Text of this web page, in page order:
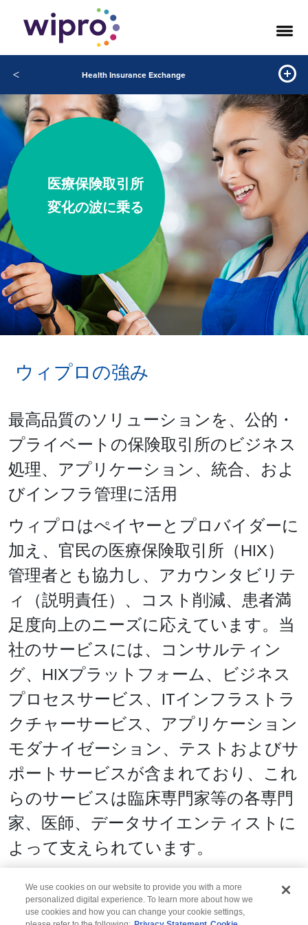
< Health Insurance Exchange
医療保険取引所
変化の波に乗る
ウィプロの強み
最高品質のソリューションを、公的・
プライベートの保険取引所のビジネス
処理、アプリケーション、統合、およ
びインフラ管理に活用
ウィプロはぺイヤーとプロバイダーに
加え、官民の医療保険取引所（HIX）
管理者とも協力し、アカウンタビリテ
ィ（説明責任）、コスト削減、患者満
足度向上のニーズに応えています。当
社のサービスには、コンサルティン
グ、HIXプラットフォーム、ビジネス
プロセスサービス、ITインフラストラ
クチャーサービス、アプリケーション
モダナイゼーション、テストおよびサ
ポートサービスが含まれており、これ
らのサービスは臨床専門家等の各専門
家、医師、データサイエンティストに
よって支えられています。
We use cookies on our website to provide you with a more
personalized digital experience. To learn more about how we
use cookies and how you can change your cookie settings,